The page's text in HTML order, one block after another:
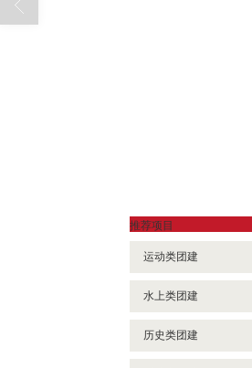
推荐项目
运动类团建
- 棒球团建
- 健球团建
- 冰球团建
水上类团建
- 帆船出击
- 欢快皮艇
历史类团建